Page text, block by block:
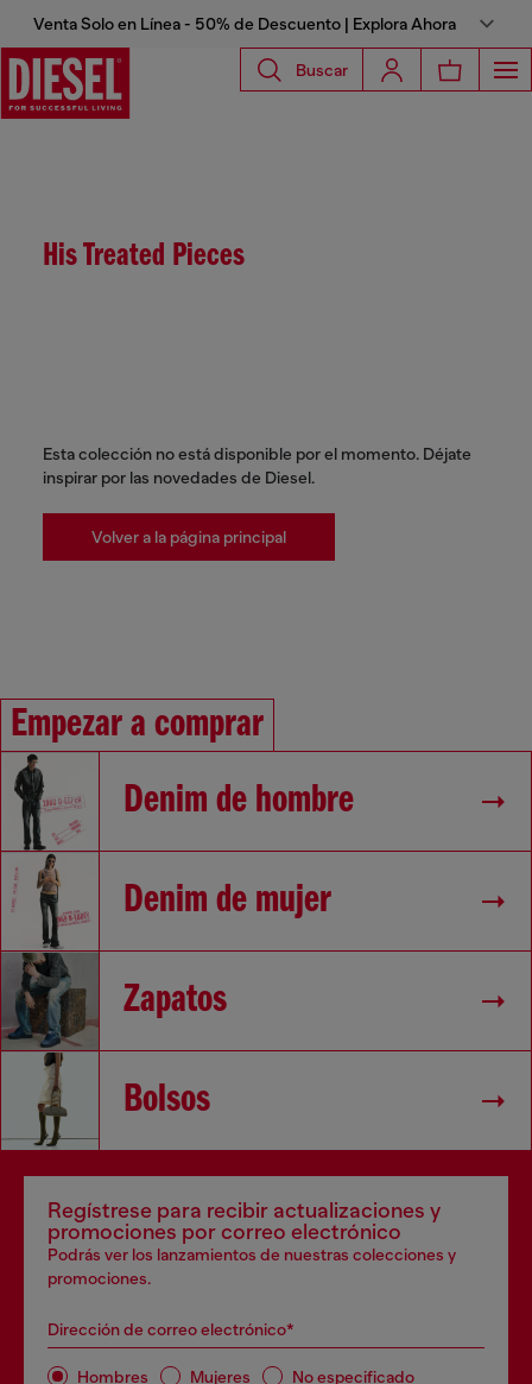
Venta Solo en Línea - 50% de Descuento | Explora Ahora
Buscar
His Treated Pieces
Esta colección no está disponible por el momento. Déjate
inspirar por las novedades de Diesel.
Volver a la página principal
Empezar a comprar
Denim de hombre
Denim de mujer
Zapatos
Bolsos
Regístrese para recibir actualizaciones y
promociones por correo electrónico
Podrás ver los lanzamientos de nuestras colecciones y
promociones.
Dirección de correo electrónico*
Hombres Mujeres No especificado